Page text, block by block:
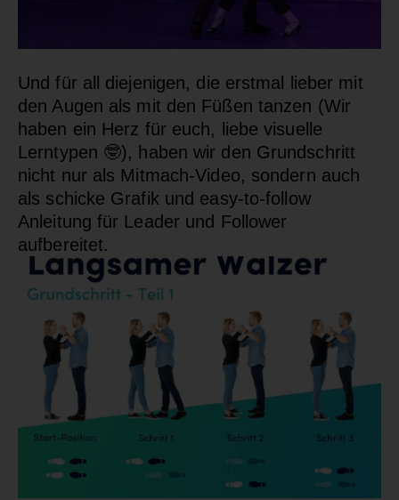
Und für all diejenigen, die erstmal lieber mit
den Augen als mit den Füßen tanzen (Wir
haben ein Herz für euch, liebe visuelle
Lerntypen 🤓), haben wir den Grundschritt
nicht nur als Mitmach-Video, sondern auch
als schicke Grafik und easy-to-follow
Anleitung für Leader und Follower
aufbereitet.